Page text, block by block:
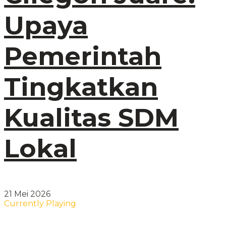
Upaya
Pemerintah
Tingkatkan
Kualitas SDM
Lokal
21 Mei 2026
Currently Playing